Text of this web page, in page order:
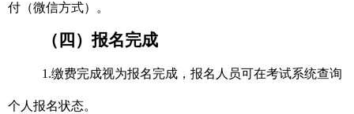
付（微信方式）。
（四）报名完成
1.缴费完成视为报名完成，报名人员可在考试系统查询
个人报名状态。